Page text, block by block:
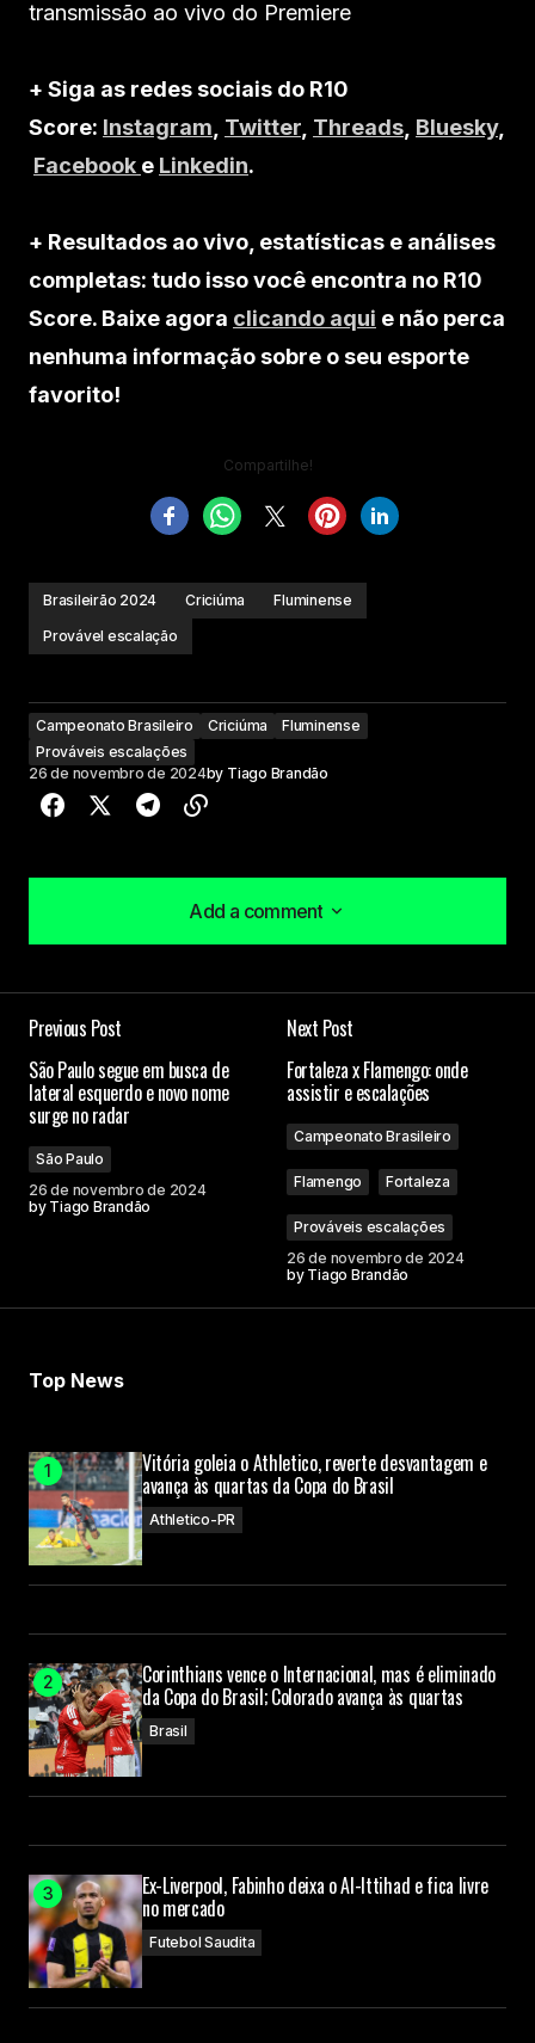
transmissão ao vivo do Premiere
+ Siga as redes sociais do R10
Score: Instagram Twitter Threads Bluesky,
Facebook e Linkedin.
+ Resultados ao vivo, estatísticas e análises
completas: tudo isso você encontra no R10
Score. Baixe agora clicando aqui e não perca
nenhuma informação sobre o seu esporte
favorito!
Compartilhe!
Brasileirão 2024 Criciúma
Fluminense
Provável escalação
Campeonato Brasileiro Criciúma
Fluminense
Prováveis escalações
26 de novembro de 2024by Tiago Brandão
Add a comment
Add a comment
Campos obrigatórios são marcados com *
Previous Post
São Paulo segue em busca de
lateral esquerdo e novo nome
surge no radar
São Paulo
26 de novembro de 2024
by Tiago Brandão
Next Post
Fortaleza x Flamengo: onde
assistir e escalações
Campeonato Brasileiro
Flamengo Fortaleza
Prováveis escalações
26 de novembro de 2024
by Tiago Brandão
Top News
Vitória goleia o Athletico, reverte desvantagem e
avança às quartas da Copa do Brasil
Athletico-PR
Corinthians vence o Internacional, mas é eliminado
da Copa do Brasil; Colorado avança às quartas
Brasil
Ex-Liverpool, Fabinho deixa o Al-Ittihad e fica livre
no mercado
Futebol Saudita